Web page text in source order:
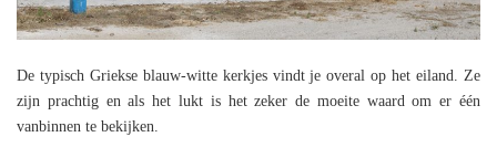
De typisch Griekse blauw-witte kerkjes vindt je overal op het eiland. Ze
zijn prachtig en als het lukt is het zeker de moeite waard om er één
vanbinnen te bekijken.